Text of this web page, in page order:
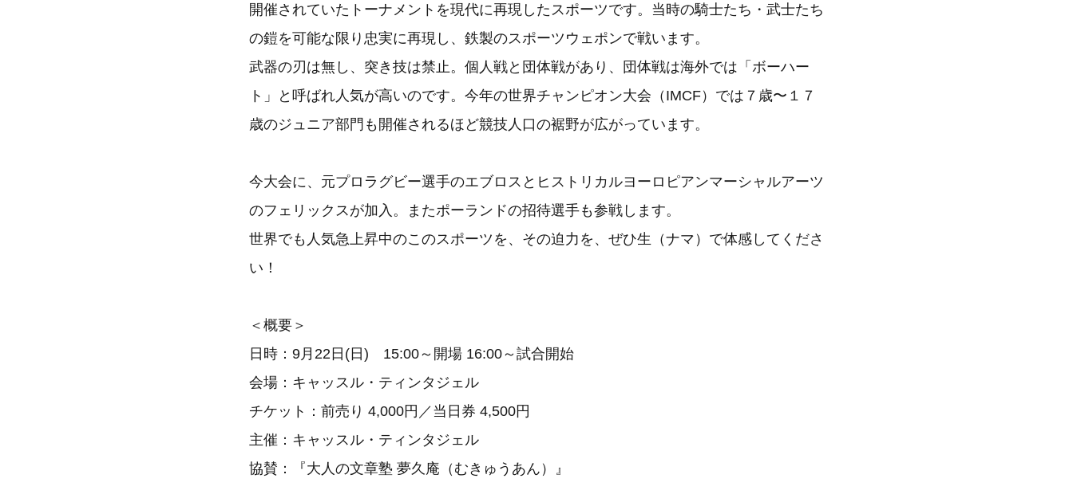
開催されていたトーナメントを現代に再現したスポーツです。当時の騎士たち・武士たち
の鎧を可能な限り忠実に再現し、鉄製のスポーツウェポンで戦います。
武器の刃は無し、突き技は禁止。個人戦と団体戦があり、団体戦は海外では「ボーハー
ト」と呼ばれ人気が高いのです。今年の世界チャンピオン大会（IMCF）では７歳〜１７
歳のジュニア部門も開催されるほど競技人口の裾野が広がっています。
今大会に、元プロラグビー選手のエブロスとヒストリカルヨーロピアンマーシャルアーツ
のフェリックスが加入。またポーランドの招待選手も参戦します。
世界でも人気急上昇中のこのスポーツを、その迫力を、ぜひ生（ナマ）で体感してくださ
い！
＜概要＞
日時：9月22日(日) 15:00～開場 16:00～試合開始
会場：キャッスル・ティンタジェル
チケット：前売り 4,000円／当日券 4,500円
主催：キャッスル・ティンタジェル
協賛：『大人の文章塾 夢久庵（むきゅうあん）』